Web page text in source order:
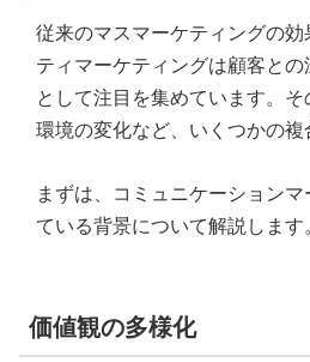
従来のマスマーケティングの
ティマーケティングは顧客と
として注目を集めています。
環境の変化など、いくつかの複
まずは、コミュニケーション
ている背景について解説します
価値観の多様化